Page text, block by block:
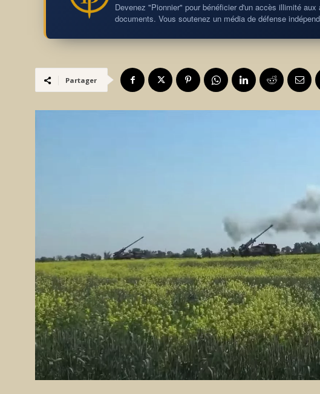
Devenez "Pionnier" pour bénéficier d'un accès illimité
documents. Vous soutenez un média de défense
Partager